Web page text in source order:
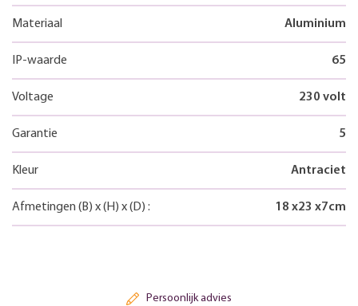
Materiaal Aluminium
IP-waarde 65
Voltage 230 volt
Garantie 5
Kleur Antraciet
Afmetingen (B) x(H) x(D) : 18 x23 x7cm
Persoonlijk advies